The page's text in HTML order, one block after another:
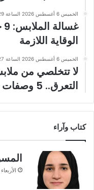
الخميس 6 أغسطس 2026 الساعة 12:29 ص
الوقاية اللازمة
الخميس 6 أغسطس 2026 الساعة 12:27 ص
لا تتخلصي من
التعرق.. 5 وصفات مضمونة
كتاب وآراء
الأربعاء 1 يوليو 2026 الساعة 10:07 م